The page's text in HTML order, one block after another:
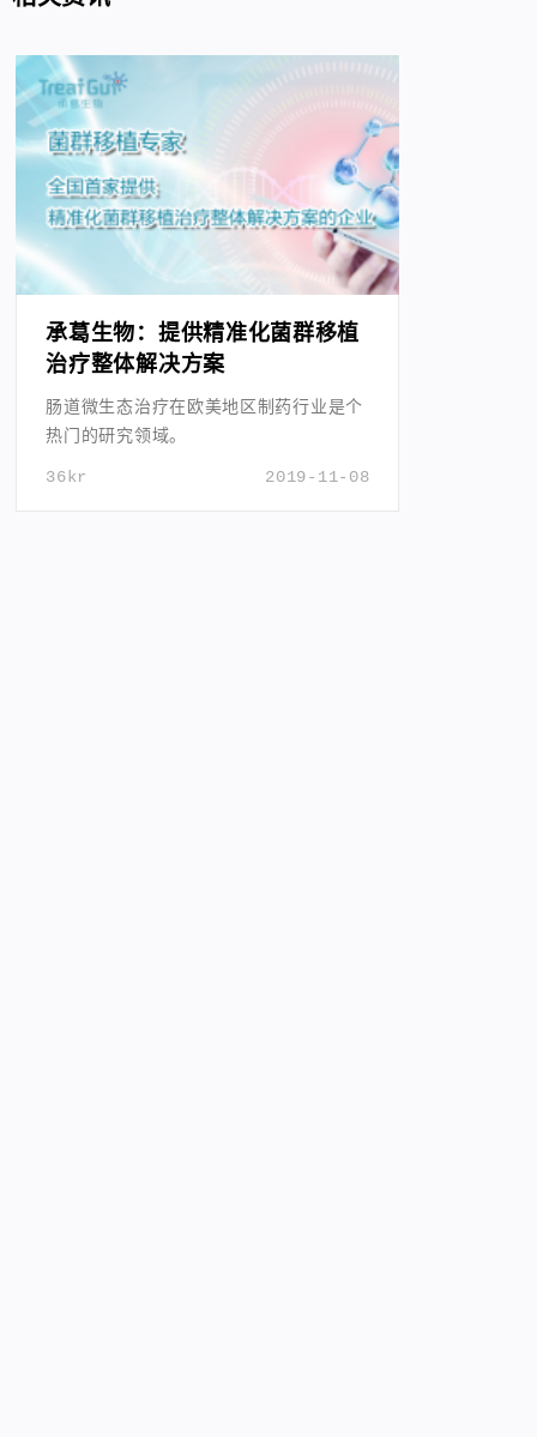
承葛生物：提供精准化菌群移植
治疗整体解决方案
肠道微生态治疗在欧美地区制药行业是个
热门的研究领域。
2019-11-08
36kr